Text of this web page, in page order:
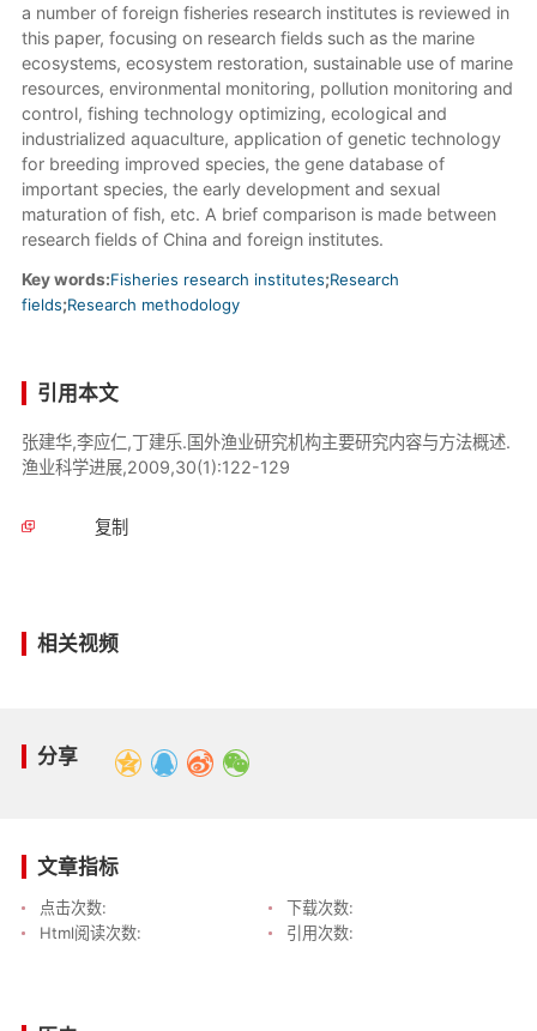
a number of foreign fisheries research institutes is reviewed in
this paper, focusing on research fields such as the marine
ecosystems, ecosystem restoration, sustainable use of marine
resources, environmental monitoring, pollution monitoring and
control, fishing technology optimizing, ecological and
industrialized aquaculture, application of genetic technology
for breeding improved species, the gene database of
important species, the early development and sexual
maturation of fish, etc. A brief comparison is made between
research fields of China and foreign institutes.
Key words:Fisheries research institutes;Research
fields;Research methodology
引用本文
张建华,李应仁,丁建乐.国外渔业研究机构主要研究内容与方法概述.
渔业科学进展,2009,30(1):122-129
复制
相关视频
分享
文章指标
点击次数:
下载次数:
Html阅读次数:
引用次数: